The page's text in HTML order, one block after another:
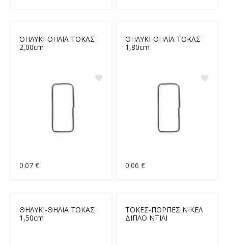
ΘΗΛΥΚΙ-ΘΗΛΙΑ ΤΟΚΑΣ
2,00cm
0.07 €
ΘΗΛΥΚΙ-ΘΗΛΙΑ ΤΟΚΑΣ
1,80cm
0.06 €
ΘΗΛΥΚΙ-ΘΗΛΙΑ ΤΟΚΑΣ
1,50cm
ΤΟΚΕΣ-ΠΟΡΠΕΣ ΝΙΚΕΛ
ΔΙΠΛΟ ΝΤΙΛΙ